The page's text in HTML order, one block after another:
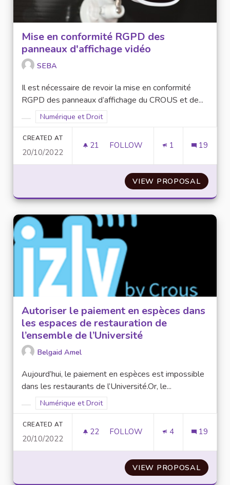
Mise en conformité RGPD des
panneaux d'affichage vidéo
SEBA
Il est nécessaire de revoir la mise en conformité
RGPD des panneaux d’affichage du CROUS et de...
Filter results for category:
Filter results for scope: Numérique et Droit
Numérique et Droit
CREATED AT
20/10/2022
21 21 FOLLOWERS
FOLLOW 1 19
VIEW PROPOSALMISE
Autoriser le paiement en espèces dans
les espaces de restauration de
l’ensemble de l’Université
Belgaid Amel
Aujourd’hui, le paiement en espèces est impossible
dans les restaurants de l’Université.Or, le...
Filter results for category:
Filter results for scope: Numérique et Droit
Numérique et Droit
CREATED AT
20/10/2022
22 22 FOLLOWERS
FOLLOW 4 19
VIEW PROPOSAL